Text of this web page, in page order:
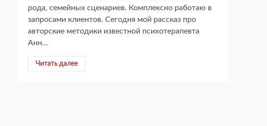
рода, семейных сценариев. Комплексно работаю в
запросами клиентов. Сегодня мой рассказ про
авторские методики известной психотерапевта
Анн...
Читать далее